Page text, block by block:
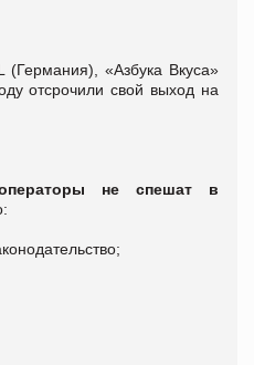
(Германия), «Азбука Вкуса»
отсрочили свой выход на
не спешат в